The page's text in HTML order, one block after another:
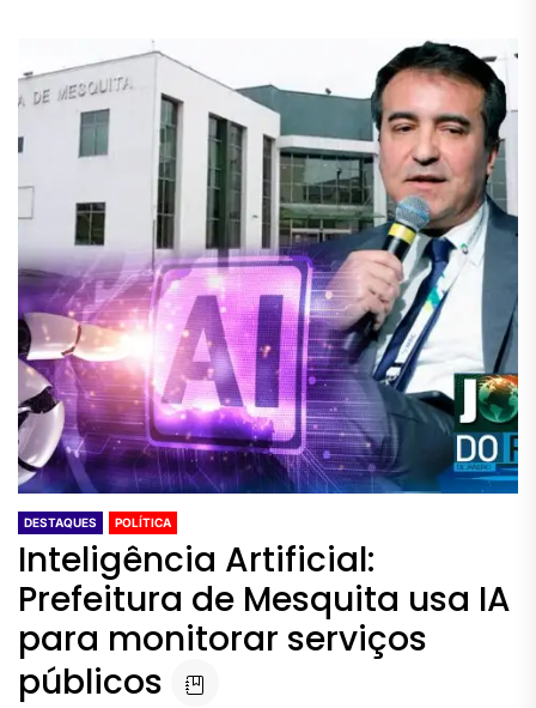
DESTAQUES POLÍTICA
Inteligência Artificial:
Prefeitura de Mesquita usa IA
para monitorar serviços
públicos